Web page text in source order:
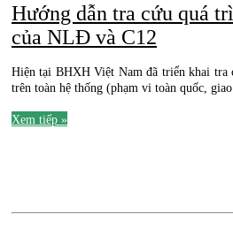
Hướng dẫn tra cứu quá
của NLĐ và C12
Hiện tại BHXH Việt Nam đã triển khai tra
trên toàn hệ thống (phạm vi toàn quốc,
Xem tiếp »